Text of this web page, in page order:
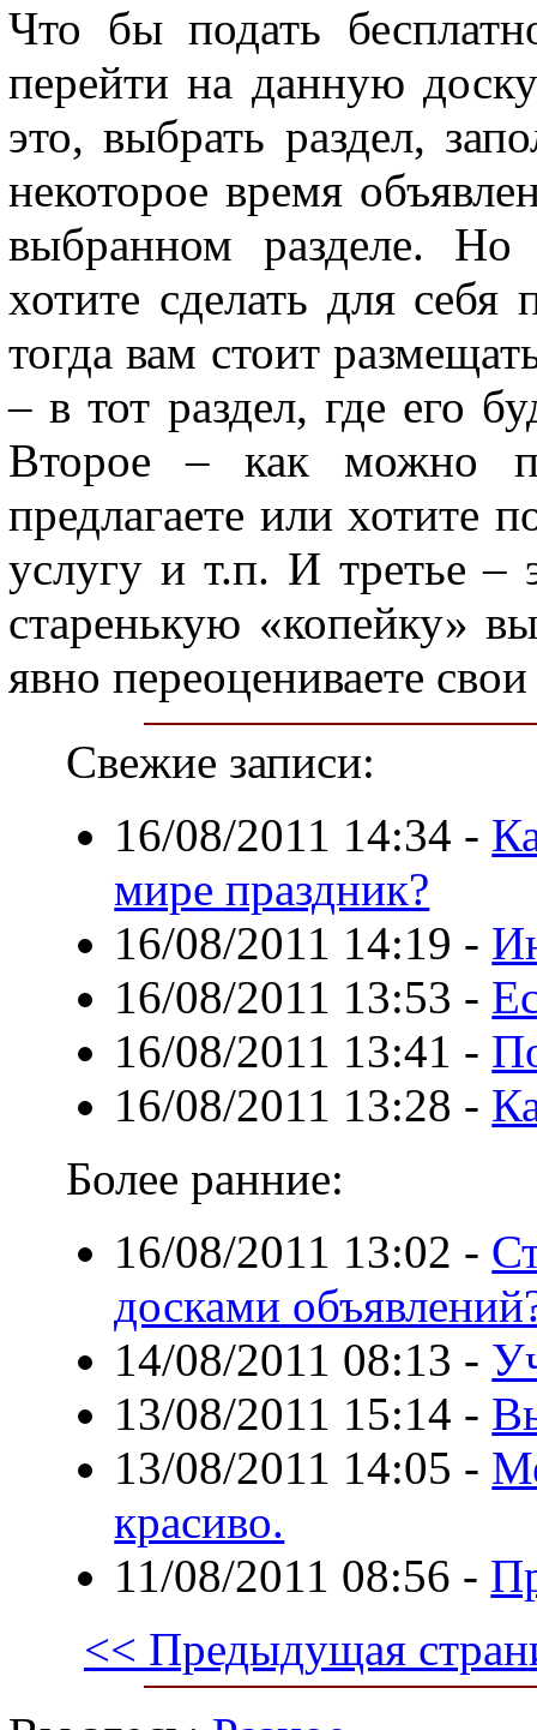
Что бы подать
перейти на данную
это, выбрать раздел,
некоторое время
выбранном разделе.
хотите сделать для себя
тогда вам стоит
– в тот раздел, где его
Второе – как можно
предлагаете или хотите
услугу и т.п. И третье –
старенькую «копейку»
явно переоцениваете
Свежие записи:
16/08/2011 14:34 -
мире праздник?
16/08/2011 14:19 -
16/08/2011 13:53 -
16/08/2011 13:41 -
16/08/2011 13:28 -
Более ранние:
16/08/2011 13:02 -
досками
14/08/2011 08:13 -
13/08/2011 15:14 -
13/08/2011 14:05 -
красиво.
11/08/2011 08:56 -
<< Предыдущая